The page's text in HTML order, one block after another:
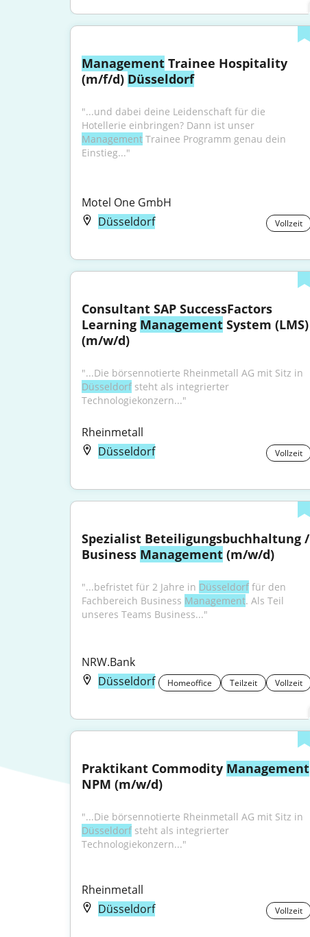
Management Trainee Hospitality
(m/f/d) Düsseldorf
"...und dabei deine Leidenschaft für die
Management Trainee Programm genau dein
Einstieg..."
Motel One GmbH
Düsseldorf
Vollzeit
Consultant SAP SuccessFactors
Learning Management System (LMS)
(m/w/d)
Düsseldorf steht als integrierter
Technologiekonzern..."
Rheinmetall
Düsseldorf
Vollzeit
Spezialist Beteiligungsbuchhaltung /
Business Management (m/w/d)
"...befristet für 2 Jahre in Düsseldorf für den
Fachbereich Business Management. Als Teil
unseres Teams Business..."
NRW.Bank
Düsseldorf
Homeoffice Teilzeit Vollzeit
Praktikant Commodity Management
NPM (m/w/d)
Düsseldorf steht als integrierter
Technologiekonzern..."
Rheinmetall
Düsseldorf
Vollzeit